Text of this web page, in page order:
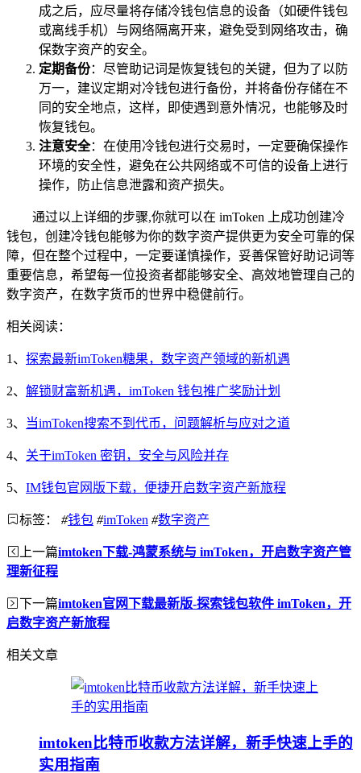
成之后，应尽量将存储冷钱包信息的设备（如硬件钱包
或离线手机）与网络隔离开来，避免受到网络攻击，确
保数字资产的安全。
定期备份：尽管助记词是恢复钱包的关键，但为了以防
万一，建议定期对冷钱包进行备份，并将备份存储在不
同的安全地点，这样，即使遇到意外情况，也能够及时
恢复钱包。
注意安全：在使用冷钱包进行交易时，一定要确保操作
环境的安全性，避免在公共网络或不可信的设备上进行
操作，防止信息泄露和资产损失。
通过以上详细的步骤,你就可以在 imToken 上成功创建冷
钱包，创建冷钱包能够为你的数字资产提供更为安全可靠的保
障，但在整个过程中，一定要谨慎操作，妥善保管好助记词等
重要信息，希望每一位投资者都能够安全、高效地管理自己的
数字资产，在数字货币的世界中稳健前行。
相关阅读：
1、 探索最新imToken糖果，数字资产领域的新机遇
2、 解锁财富新机遇，imToken 钱包推广奖励计划
3、 当imToken搜索不到代币，问题解析与应对之道
4、 关于imToken 密钥，安全与风险并存
5、 IM钱包官网版下载，便捷开启数字资产新旅程
标签： #钱包 #imToken #数字资产
上一篇imtoken下载-鸿蒙系统与 imToken，开启数字资产管
理新征程
下一篇imtoken官网下载最新版-探索钱包软件 imToken，开
启数字资产新旅程
相关文章
imtoken比特币收款方法详解，新手快速上手的
实用指南